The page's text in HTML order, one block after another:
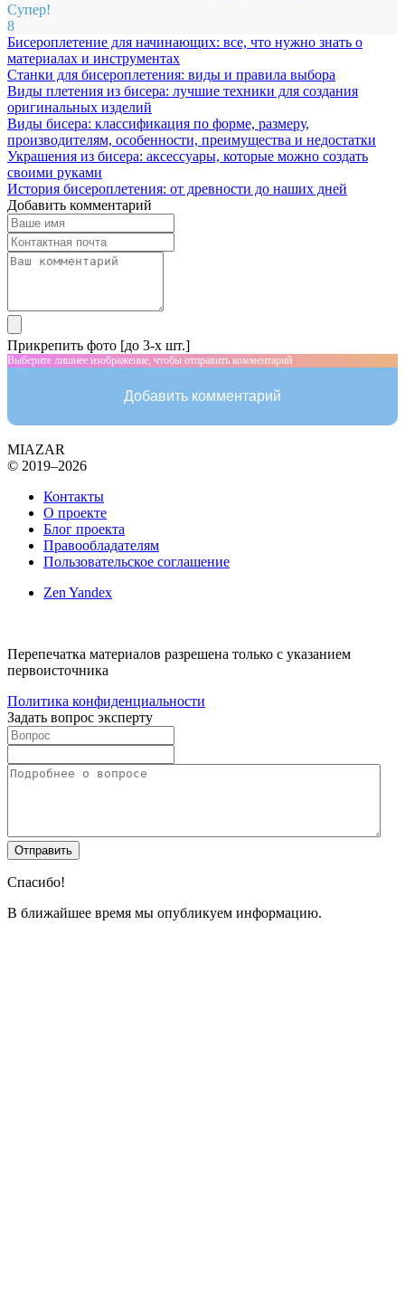
Супер!
8
Бисероплетение для начинающих: все, что нужно знать о
материалах и инструментах
Станки для бисероплетения: виды и правила выбора
Виды плетения из бисера: лучшие техники для создания
оригинальных изделий
Виды бисера: классификация по форме, размеру,
производителям, особенности, преимущества и недостатки
Украшения из бисера: аксессуары, которые можно создать
своими руками
История бисероплетения: от древности до наших дней
Добавить комментарий
Прикрепить фото [до 3-х шт.]
Выберите лишнее изображение, чтобы отправить комментарий
Добавить комментарий
MIAZAR
© 2019–2026
Контакты
О проекте
Блог проекта
Правообладателям
Пользовательское соглашение
Zen Yandex
Перепечатка материалов разрешена только с указанием
первоисточника
Политика конфиденциальности
Задать вопрос эксперту
Спасибо!
В ближайшее время мы опубликуем информацию.